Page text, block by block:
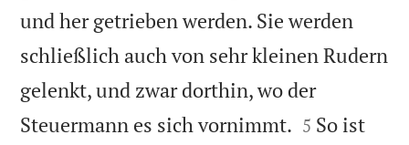
und her getrieben werden. Sie werden
schließlich auch von sehr kleinen Rudern
gelenkt, und zwar dorthin, wo der
Steuermann es sich vornimmt. 

5 So ist